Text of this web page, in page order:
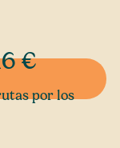
€
por los